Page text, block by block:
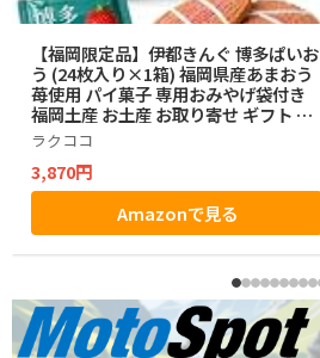
【福岡限定品】伊都きんぐ 博多ぱいお
う (24枚入り×1箱) 福岡県産あまおう
苺使用 パイ菓子 専用おみやげ袋付き
福岡土産 お土産 お取り寄せ ギフト 贈
答用 お菓子 帰省土産 プレゼント ご挨
拶 ラクココ厳選
ラクココ
3,870円
Amazonで見る